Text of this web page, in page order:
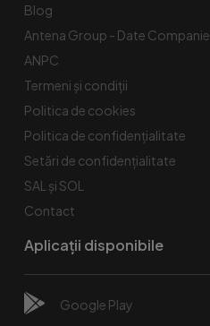
Blog
Antena Group - Date Companie
ANPC
Termeni și condiții
Politica de cookies
Politica de confidențialitate
Setări de confidențialitate
SAL și SOL
Contact
Aplicații disponibile
Google Play